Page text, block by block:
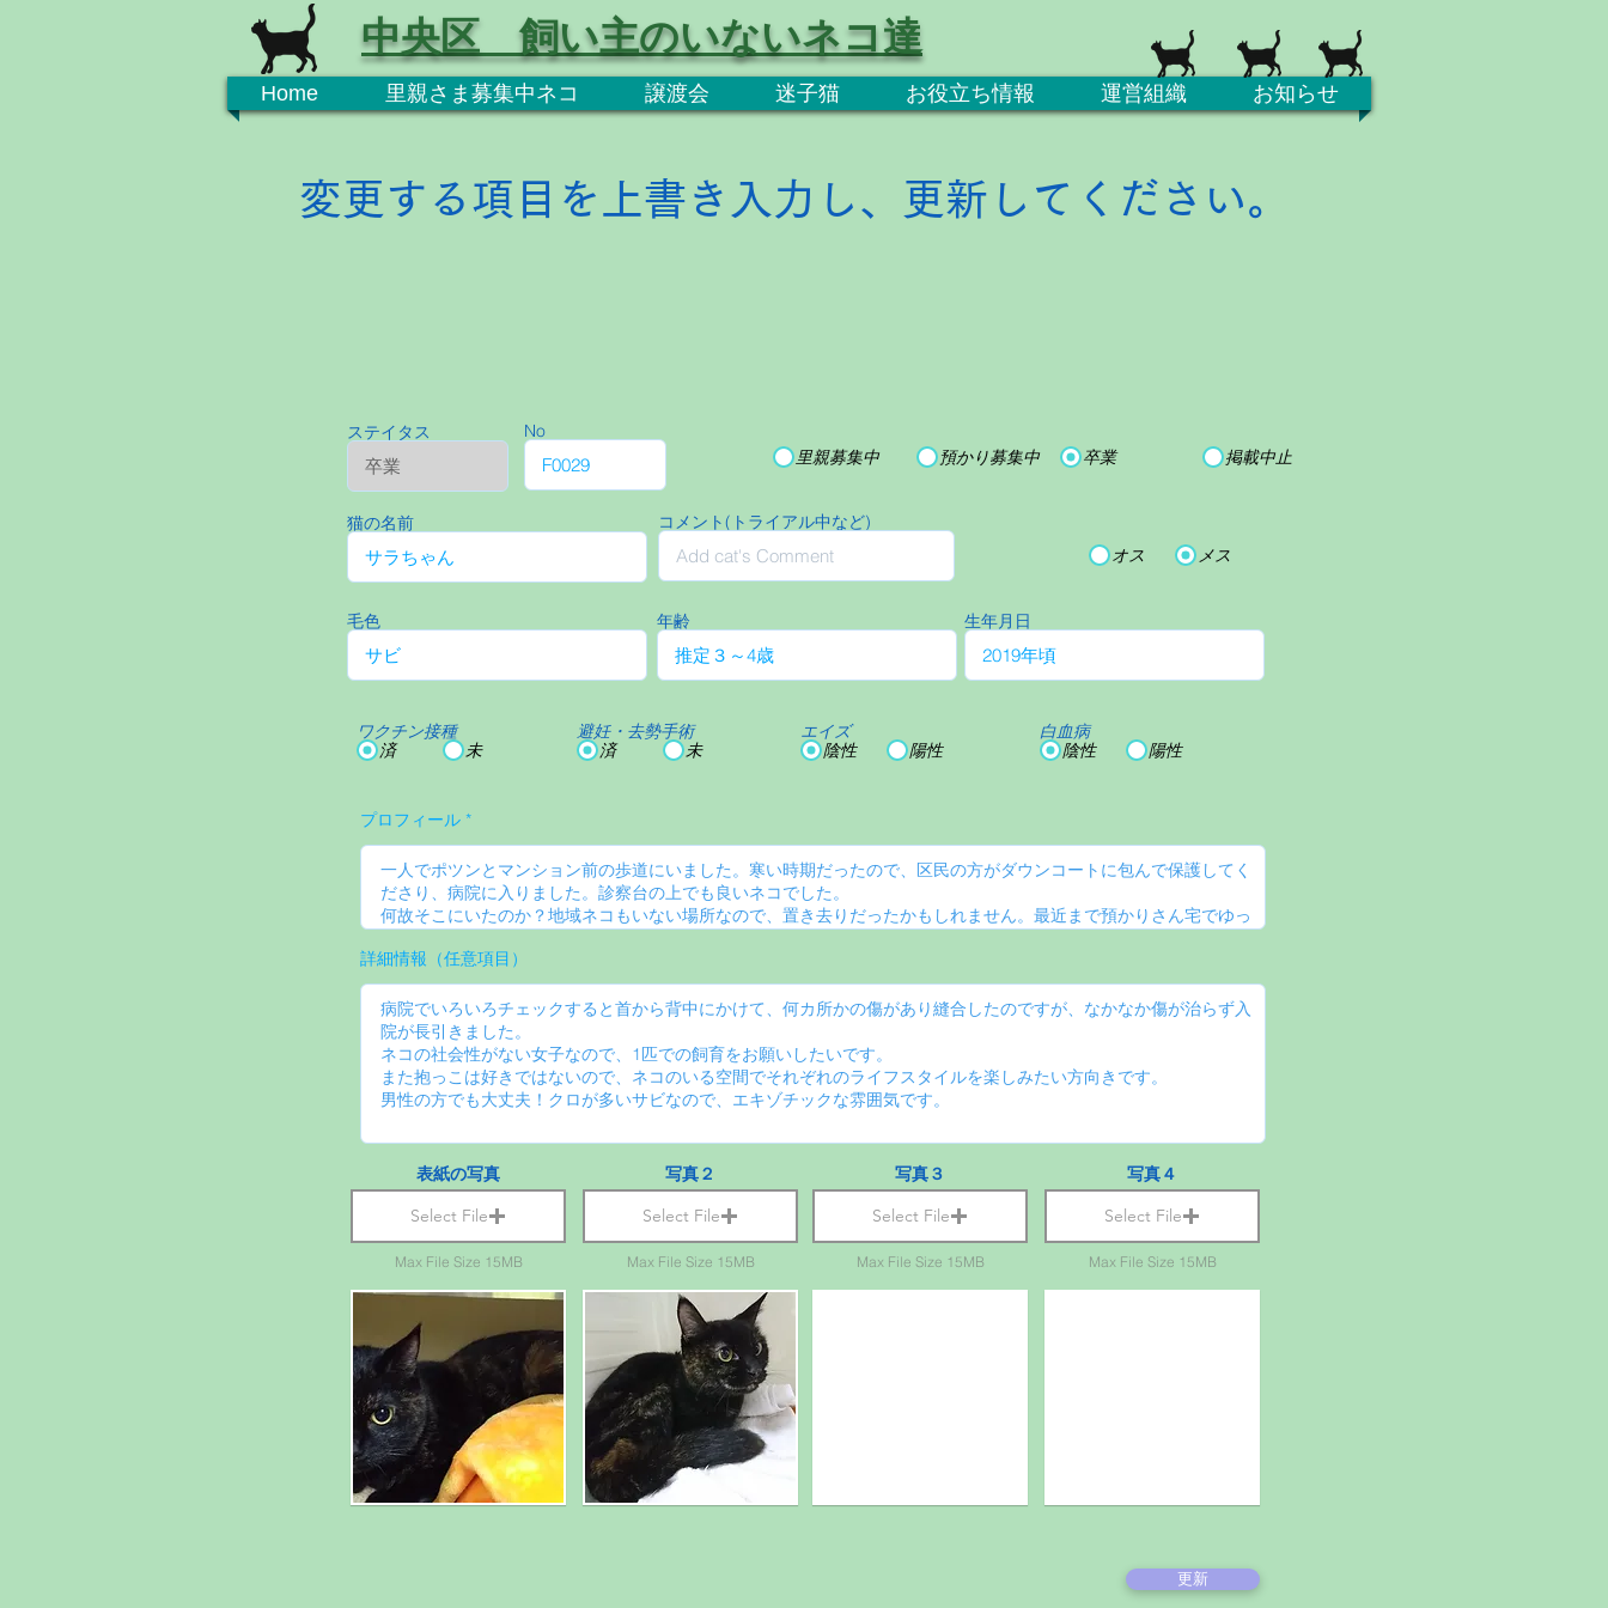
Home 里親さま募集中ネコ 譲渡会 迷子猫 お役立ち情報 運営組織 お知らせ
中央区 飼い主のいないネコ達
変更する項目を上書き入力し、更新してください。
ステイタス No
里親募集中 預かり募集中 卒業 掲載中止
猫の名前 コメント(トライアル中など)
オス メス
毛色 年齢 生年月日
ワクチン接種
済
未
避妊・去勢手術
済
未
エイズ
陰性
陽性
白血病
陰性
陽性
プロフィール
詳細情報（任意項目）
表紙の写真
Select File
Max File Size 15MB
写真２
Select File
Max File Size 15MB
写真３
Select File
Max File Size 15MB
写真４
Select File
Max File Size 15MB
更新